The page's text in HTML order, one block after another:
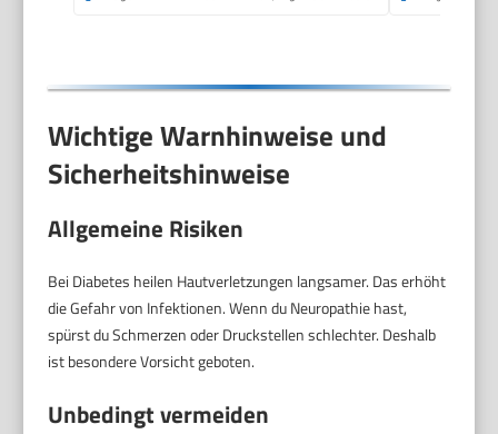
Wichtige Warnhinweise und
Sicherheitshinweise
Allgemeine Risiken
Bei Diabetes heilen Hautverletzungen langsamer. Das erhöht
die Gefahr von Infektionen. Wenn du Neuropathie hast,
spürst du Schmerzen oder Druckstellen schlechter. Deshalb
ist besondere Vorsicht geboten.
Unbedingt vermeiden